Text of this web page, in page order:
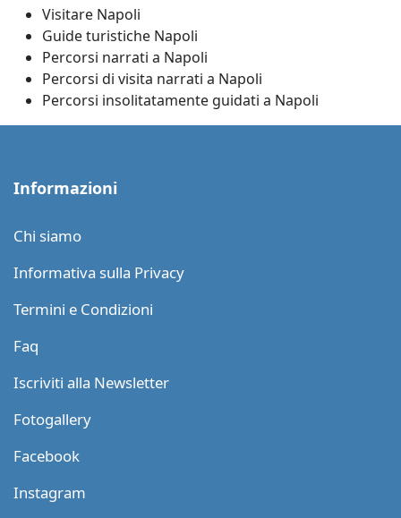
Visitare Napoli
Guide turistiche Napoli
Percorsi narrati a Napoli
Percorsi di visita narrati a Napoli
Percorsi insolitatamente guidati a Napoli
Informazioni
Chi siamo
Informativa sulla Privacy
Termini e Condizioni
Faq
Iscriviti alla Newsletter
Fotogallery
Facebook
Instagram